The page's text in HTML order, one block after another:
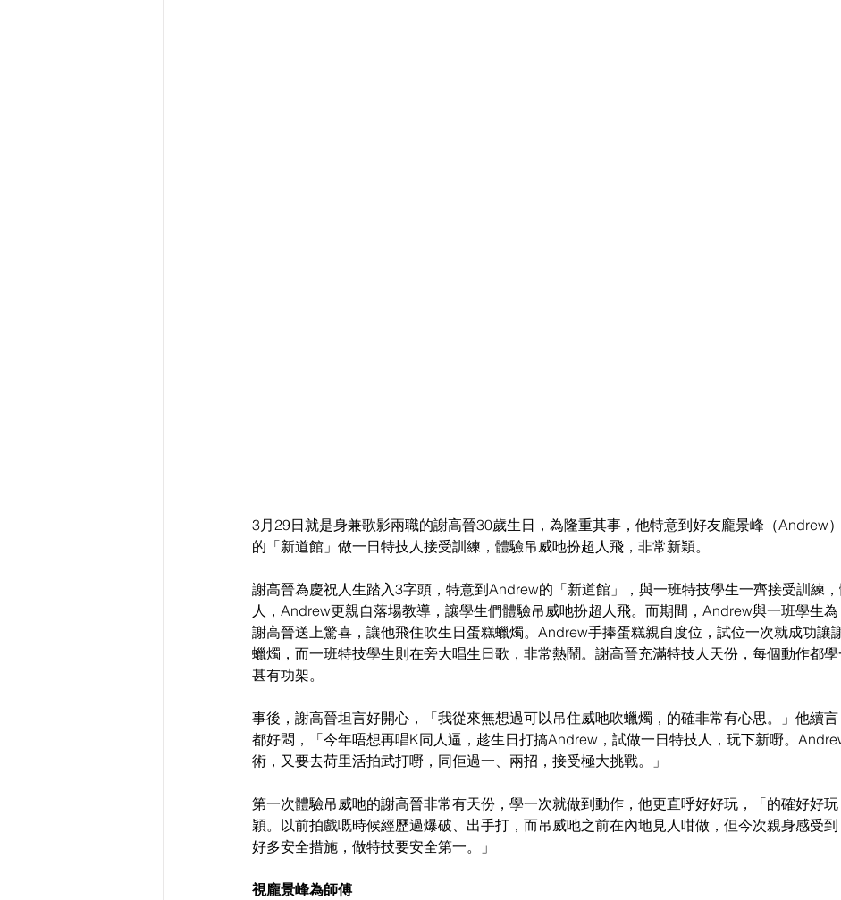
3月29日就是身兼歌影兩職的謝高晉30歲生日，為隆重其事，他特意到好友龐景峰（Andrew
的「新道館」做一日特技人接受訓練，體驗吊威吔扮超人飛，非常新穎。
謝高晉為慶祝人生踏入3字頭，特意到Andrew的「新道館」，與一班特技學生一齊接受訓練
人，Andrew更親自落場教導，讓學生們體驗吊威吔扮超人飛。而期間，Andrew與一班學生為
謝高晉送上驚喜，讓他飛住吹生日蛋糕蠟燭。Andrew手捧蛋糕親自度位，試位一次就成功讓
蠟燭，而一班特技學生則在旁大唱生日歌，非常熱鬧。謝高晉充滿特技人天份，每個動作都學
甚有功架。
事後，謝高晉坦言好開心，「我從來無想過可以吊住威吔吹蠟燭，的確非常有心思。」他續
都好悶，「今年唔想再唱K同人逼，趁生日打搞Andrew，試做一日特技人，玩下新嘢。
術，又要去荷里活拍武打嘢，同佢過一、兩招，接受極大挑戰。」
第一次體驗吊威吔的謝高晉非常有天份，學一次就做到動作，他更直呼好好玩，「的確好好
穎。以前拍戲嘅時候經歷過爆破、出手打，而吊威吔之前在內地見人咁做，但今次親身感受
好多安全措施，做特技要安全第一。」
視龐景峰為師傅